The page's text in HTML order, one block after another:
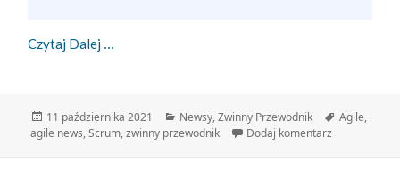
Czytaj Dalej
Data
publikacji
11 października 2021 Kategorie
Newsy,Zwinny Przewodnik Tagi
Agile,
agile news,Scrum,zwinny przewodnik Dodaj komentarz